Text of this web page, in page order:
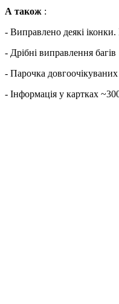
А також :
- Виправлено деякі іконки.
- Дрібні виправлення багів
- Парочка довгоочікуваних
- Інформація у картках